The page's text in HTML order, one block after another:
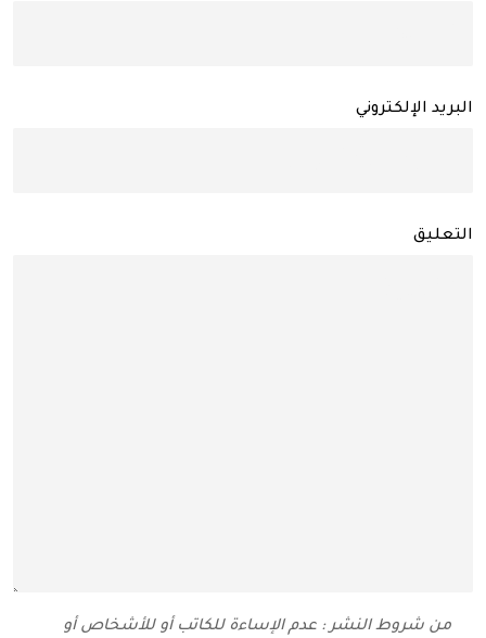
البريد الإلكتروني
التعليق
من شروط النشر : عدم الإساءة للكاتب أو للأشخاص أو